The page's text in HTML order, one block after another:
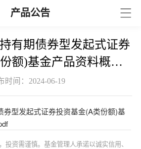
产品公告
有期债券型发起式证券
额)基金产品资料概要
时间：2024-06-19
券型发起式证券投资基金(A类份额)基
投资需谨慎。基金管理人承诺以诚实信用、